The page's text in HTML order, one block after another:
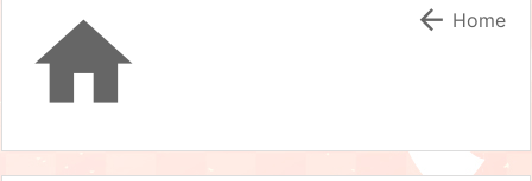
  Home